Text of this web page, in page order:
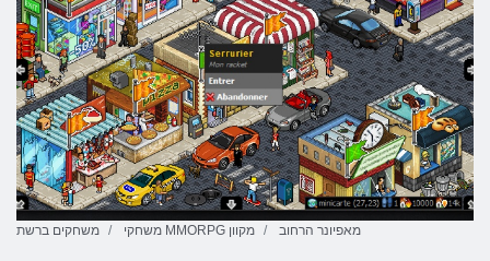
משחקים ברשת משחקי MMORPG מקוון מאפיונר הרחוב